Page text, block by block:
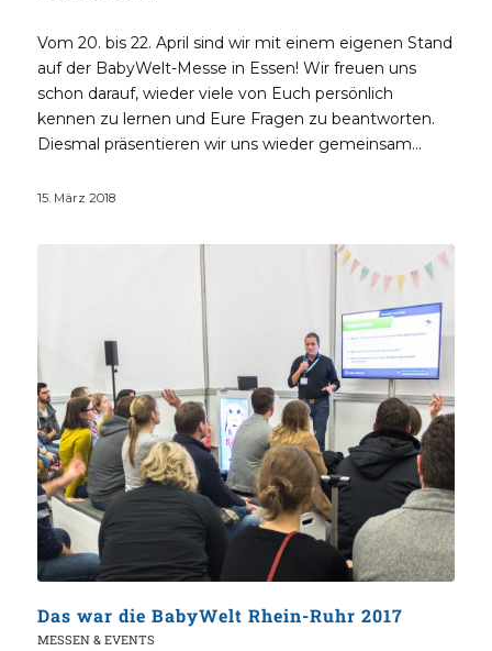
Vom 20. bis 22. April sind wir mit einem eigenen Stand
auf der BabyWelt-Messe in Essen! Wir freuen uns
schon darauf, wieder viele von Euch persönlich
kennen zu lernen und Eure Fragen zu beantworten.
Diesmal präsentieren wir uns wieder gemeinsam…
15. März 2018
Das war die BabyWelt Rhein-Ruhr 2017
MESSEN & EVENTS